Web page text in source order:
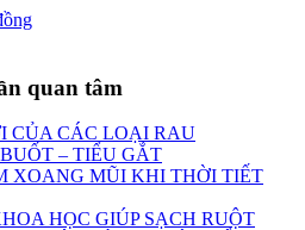
quan tâm
CỦA CÁC LOẠI RAU
– TIỂU GẮT
XOANG MŨI KHI THỜI TIẾT
HỌC GIÚP SẠCH RUỘT